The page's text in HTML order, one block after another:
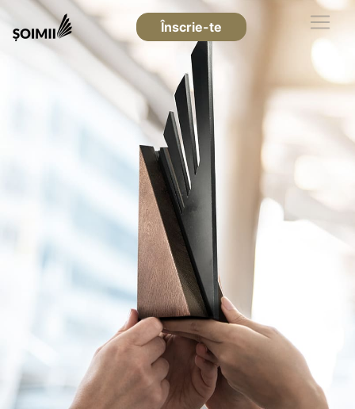
Înscrie-te